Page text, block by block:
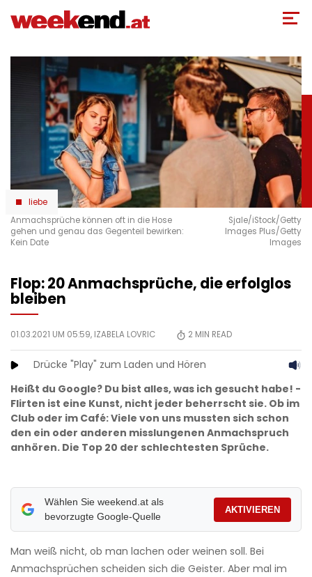
zum
liebe
Anmachsprüche können oft in die Hose
gehen und genau das Gegenteil bewirken:
Kein Date
Sjale/iStock/Getty
Images Plus/Getty
Images
Flop: 20 Anmachsprüche, die erfolglos
bleiben
01.03.2021 UM 05:59, IZABELA LOVRIC 2 MIN READ
Drücke "Play" zum Laden und Hören
Heißt du Google? Du bist alles, was ich gesucht habe! -
Flirten ist eine Kunst, nicht jeder beherrscht sie. Ob im
Club oder im Café: Viele von uns mussten sich schon
den ein oder anderen misslungenen Anmachspruch
anhören. Die Top 20 der schlechtesten Sprüche.
Wählen Sie weekend.at als
bevorzugte Google-Quelle
AKTIVIEREN
Man weiß nicht, ob man lachen oder weinen soll. Bei
Anmachsprüchen scheiden sich die Geister. Aber mal im